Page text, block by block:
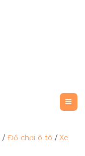
/ Đồ chơi ô tô /Xe